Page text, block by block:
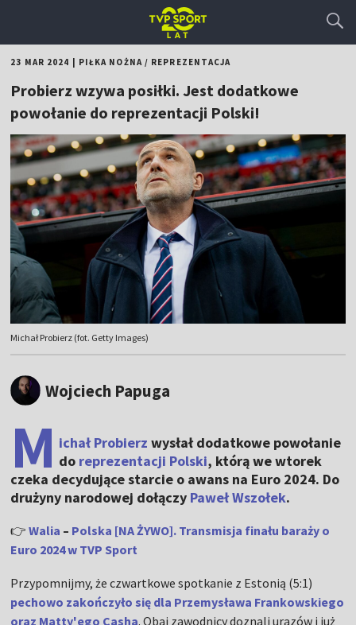
23 MAR 2024 PIŁKA NOŻNA/ REPREZENTACJA
Probierz wzywa posiłki. Jest dodatkowe
powołanie do reprezentacji Polski!
Michał Probierz (fot. Getty Images)
Wojciech Papuga
M ichał Probierz wysłał dodatkowe powołanie
do reprezentacji Polski, którą we wtorek
czeka decydujące starcie o awans na Euro 2024. Do
drużyny narodowej dołączy Paweł Wszołek.
👉Walia – Polska [NA ŻYWO]. Transmisja finału baraży o
Euro 2024 w TVP Sport
Przypomnijmy, że czwartkowe spotkanie z Estonią (5:1)
pechowo zakończyło się dla Przemysława Frankowskiego
oraz Matty'ego Casha. Obaj zawodnicy doznali urazów i już